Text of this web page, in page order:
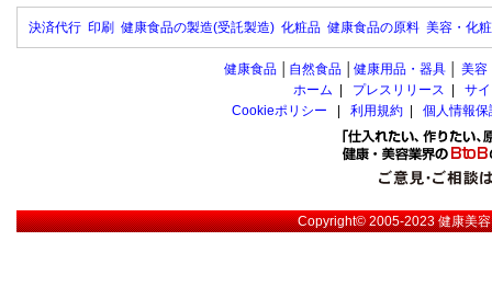
決済代行 印刷 健康食品の製造(受託製造) 化粧品 健康食品の原料 美容・化
健康食品 自然食品 健康用品・器具 美容
ホーム
プレスリリース
サ
Cookieポリシー
利用規約 個人情報
Copyright© 2005-2023健康美